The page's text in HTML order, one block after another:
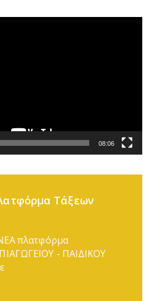
08:06
Τάξεων
πλατφόρμα
- ΠΑΙΔΙΚΟΥ